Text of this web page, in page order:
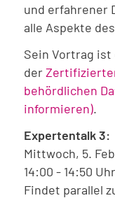
und erfahrener
alle Aspekte
Sein Vortrag ist
der
behördlichen
informieren).
Expertentalk 3:
Mittwoch, 5.
14:00 - 14:50
Findet parallel